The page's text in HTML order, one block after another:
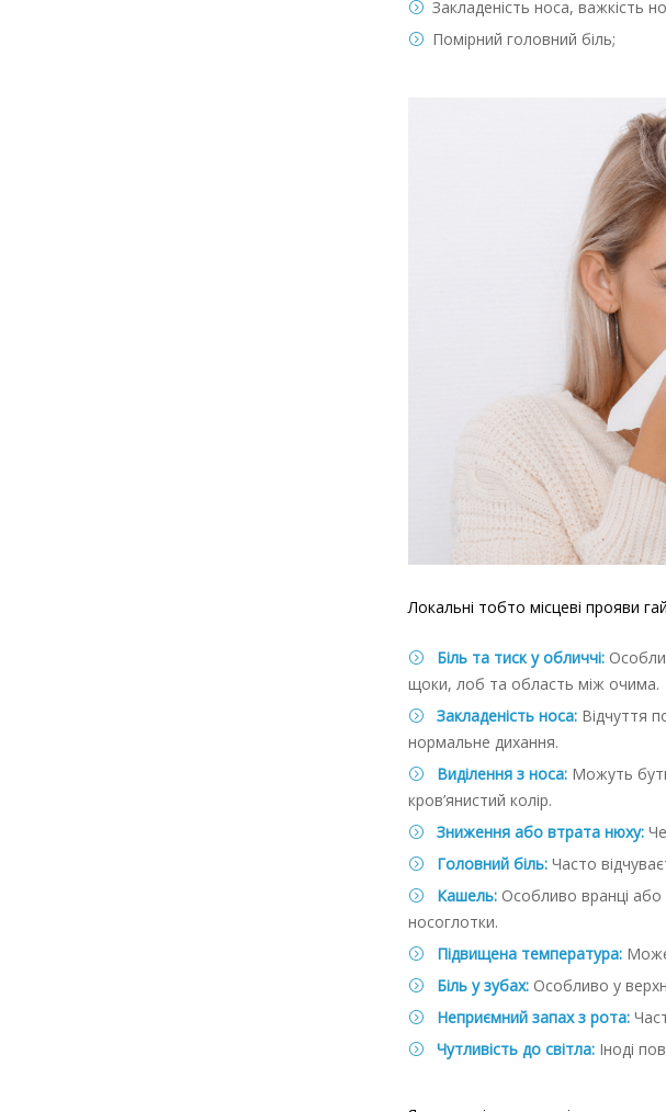
Закладеність носа, важкість
Помірний головний біль;
Локальні тобто місцеві прояви
Біль та тиск у обличчі:
щоки, лоб та область між очима.
Закладеність носа: Відчуття
нормальне дихання.
Виділення з носа: Можуть
кров’янистий колір.
Зниження або втрата нюху:
Головний біль: Часто
Кашель: Особливо вранці або
носоглотки.
Підвищена температура: Може
Біль у зубах: Особливо у
Неприємний запах з рота:
Чутливість до світла: Іноді